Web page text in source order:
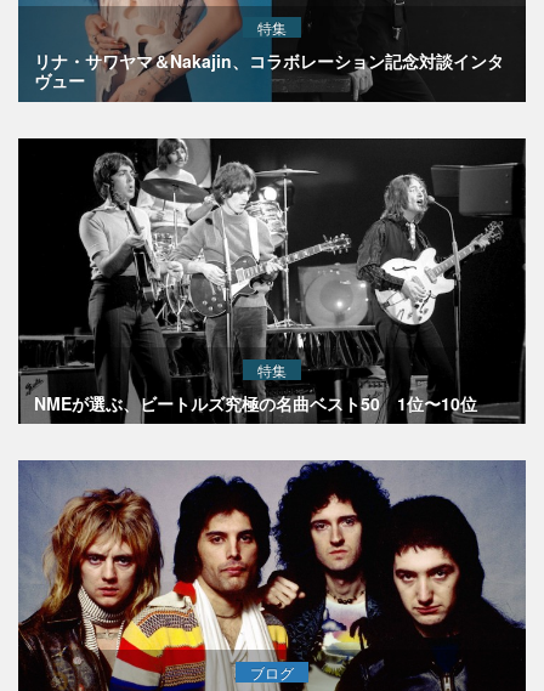
特集
リナ・サワヤマ＆Nakajin、コラボレーション記念対談インタ
ヴュー
特集
NMEが選ぶ、ビートルズ究極の名曲ベスト50 1位〜10位
ブログ